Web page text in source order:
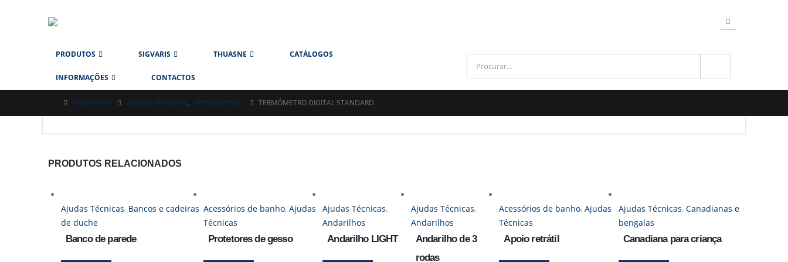
PRODUTOS SIGVARIS THUASNE CATÁLOGOS
INFORMAÇÕES CONTACTOS
PRODUTOS AJUDAS TÉCNICAS, TERMÓMETRO TERMÓMETRO DIGITAL STANDARD
PRODUTOS RELACIONADOS
Ajudas Técnicas, Bancos e cadeiras
de duche
Banco de parede
Acessórios de banho, Ajudas
Técnicas
Protetores de gesso
Ajudas Técnicas,
Andarilhos
Andarilho LIGHT
Ajudas Técnicas,
Andarilhos
Andarilho de 3
rodas
Acessórios de banho,Ajudas
Técnicas
Apoio retrátil
Ajudas Técnicas, Canadianas e
bengalas
Canadiana para criança